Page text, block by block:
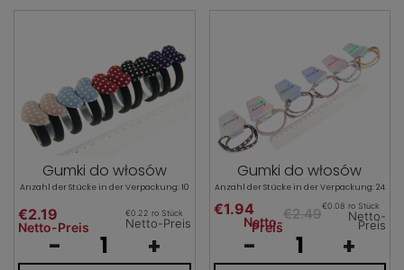
Gumki do włosów
Anzahl der Stücke in der Verpackung: 10
€2.19
Netto-Preis
€0.22 ro Stück
Netto-Preis
- +
Gumki do włosów
Anzahl der Stücke in der Verpackung: 24
€1.94
Netto-
Preis
€2.49€0.08 ro Stück
Netto-
Preis
- +